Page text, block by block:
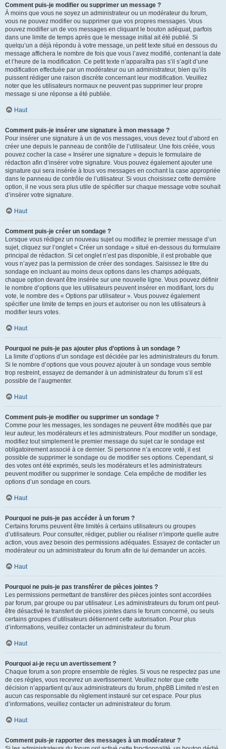
Comment puis-je modifier ou supprimer un message ?
À moins que vous ne soyez un administrateur ou un modérateur du forum,
vous ne pouvez modifier ou supprimer que vos propres messages. Vous
pouvez modifier un de vos messages en cliquant le bouton adéquat, parfois
dans une limite de temps après que le message initial ait été publié. Si
quelqu’un a déjà répondu à votre message, un petit texte situé en dessous du
message affichera le nombre de fois que vous l’avez modifié, contenant la date
et l’heure de la modification. Ce petit texte n’apparaîtra pas s’il s’agit d’une
modification effectuée par un modérateur ou un administrateur, bien qu’ils
puissent rédiger une raison discrète concernant leur modification. Veuillez
noter que les utilisateurs normaux ne peuvent pas supprimer leur propre
message si une réponse a été publiée.
Haut
Comment puis-je insérer une signature à mon message ?
Pour insérer une signature à un de vos messages, vous devez tout d’abord en
créer une depuis le panneau de contrôle de l’utilisateur. Une fois créée, vous
pouvez cocher la case « Insérer une signature » depuis le formulaire de
rédaction afin d’insérer votre signature. Vous pouvez également ajouter une
signature qui sera insérée à tous vos messages en cochant la case appropriée
dans le panneau de contrôle de l’utilisateur. Si vous choisissez cette dernière
option, il ne vous sera plus utile de spécifier sur chaque message votre souhait
d’insérer votre signature.
Haut
Comment puis-je créer un sondage ?
Lorsque vous rédigez un nouveau sujet ou modifiez le premier message d’un
sujet, cliquez sur l’onglet « Créer un sondage » situé en-dessous du formulaire
principal de rédaction. Si cet onglet n’est pas disponible, il est probable que
vous n’ayez pas la permission de créer des sondages. Saisissez le titre du
sondage en incluant au moins deux options dans les champs adéquats,
chaque option devant être insérée sur une nouvelle ligne. Vous pouvez définir
le nombre d’options que les utilisateurs peuvent insérer en modifiant, lors du
vote, le nombre des « Options par utilisateur ». Vous pouvez également
spécifier une limite de temps en jours et autoriser ou non les utilisateurs à
modifier leurs votes.
Haut
Pourquoi ne puis-je pas ajouter plus d’options à un sondage ?
La limite d’options d’un sondage est décidée par les administrateurs du forum.
Si le nombre d’options que vous pouvez ajouter à un sondage vous semble
trop restreint, essayez de demander à un administrateur du forum s’il est
possible de l’augmenter.
Haut
Comment puis-je modifier ou supprimer un sondage ?
Comme pour les messages, les sondages ne peuvent être modifiés que par
leur auteur, les modérateurs et les administrateurs. Pour modifier un sondage,
modifiez tout simplement le premier message du sujet car le sondage est
obligatoirement associé à ce dernier. Si personne n’a encore voté, il est
possible de supprimer le sondage ou de modifier ses options. Cependant, si
des votes ont été exprimés, seuls les modérateurs et les administrateurs
peuvent modifier ou supprimer le sondage. Cela empêche de modifier les
options d’un sondage en cours.
Haut
Pourquoi ne puis-je pas accéder à un forum ?
Certains forums peuvent être limités à certains utilisateurs ou groupes
d’utilisateurs. Pour consulter, rédiger, publier ou réaliser n’importe quelle autre
action, vous avez besoin des permissions adéquates. Essayez de contacter un
modérateur ou un administrateur du forum afin de lui demander un accès.
Haut
Pourquoi ne puis-je pas transférer de pièces jointes ?
Les permissions permettant de transférer des pièces jointes sont accordées
par forum, par groupe ou par utilisateur. Les administrateurs du forum ont peut-
être désactivé le transfert de pièces jointes dans le forum concerné, ou seuls
certains groupes d’utilisateurs détiennent cette autorisation. Pour plus
d’informations, veuillez contacter un administrateur du forum.
Haut
Pourquoi ai-je reçu un avertissement ?
Chaque forum a son propre ensemble de règles. Si vous ne respectez pas une
de ces règles, vous recevrez un avertissement. Veuillez noter que cette
décision n’appartient qu’aux administrateurs du forum, phpBB Limited n’est en
aucun cas responsable du règlement instauré sur cet espace. Pour plus
d’informations, veuillez contacter un administrateur du forum.
Haut
Comment puis-je rapporter des messages à un modérateur ?